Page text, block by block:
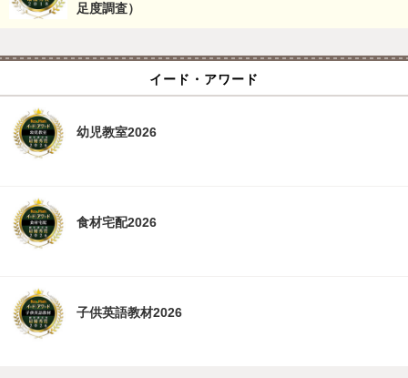
足度調査）
イード・アワード
幼児教室2026
食材宅配2026
子供英語教材2026